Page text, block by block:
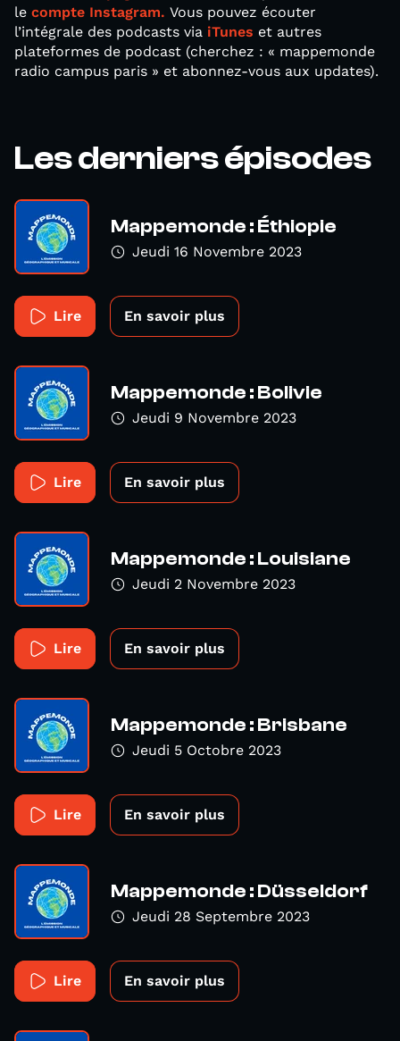
le compte Instagram. Vous pouvez écouter
l’intégrale des podcasts via iTunes et autres
plateformes de podcast (cherchez : « mappemonde
radio campus paris » et abonnez-vous aux updates).
Les derniers épisodes
Mappemonde : Éthiopie
Jeudi 16 Novembre 2023
Lire En savoir plus
Mappemonde : Bolivie
Jeudi 9 Novembre 2023
Lire En savoir plus
Mappemonde : Louisiane
Jeudi 2 Novembre 2023
Lire En savoir plus
Mappemonde : Brisbane
Jeudi 5 Octobre 2023
Lire En savoir plus
Mappemonde : Düsseldorf
Jeudi 28 Septembre 2023
Lire En savoir plus